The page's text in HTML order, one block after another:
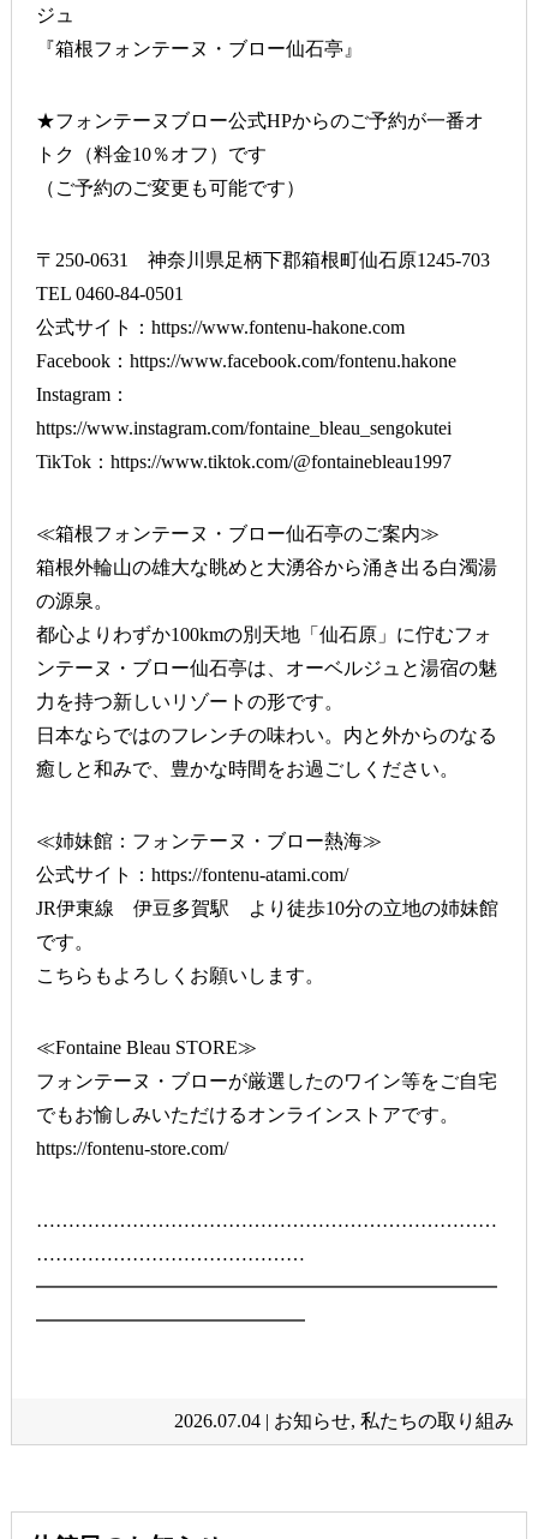
ジュ
『箱根フォンテーヌ・ブロー仙石亭』
★フォンテーヌブロー公式HPからのご予約が一番オ
トク（料金10％オフ）です
（ご予約のご変更も可能です）
〒250-0631 神奈川県足柄下郡箱根町仙石原1245-703
TEL 0460-84-0501
公式サイト： https://www.fontenu-hakone.com
Facebook： https://www.facebook.com/fontenu.hakone
Instagram：
https://www.instagram.com/fontaine_bleau_sengokutei
TikTok： https://www.tiktok.com/@fontainebleau1997
≪箱根フォンテーヌ・ブロー仙石亭のご案内≫
箱根外輪山の雄大な眺めと大湧谷から涌き出る白濁湯
の源泉。
都心よりわずか100kmの別天地「仙石原」に佇むフォ
ンテーヌ・ブロー仙石亭は、オーベルジュと湯宿の魅
力を持つ新しいリゾートの形です。
日本ならではのフレンチの味わい。内と外からのなる
癒しと和みで、豊かな時間をお過ごしください。
≪姉妹館：フォンテーヌ・ブロー熱海≫
公式サイト： https://fontenu-atami.com/
JR伊東線 伊豆多賀駅 より徒歩10分の立地の姉妹館
です。
こちらもよろしくお願いします。
≪Fontaine Bleau STORE≫
フォンテーヌ・ブローが厳選したのワイン等をご自宅
でもお愉しみいただけるオンラインストアです。
https://fontenu-store.com/
………………………………………………………………
……………………………………
━━━━━━━━━━━━━━━━━━━━━━━━
━━━━━━━━━━━━━━
2026.07.04 | お知らせ,私たちの取り組み